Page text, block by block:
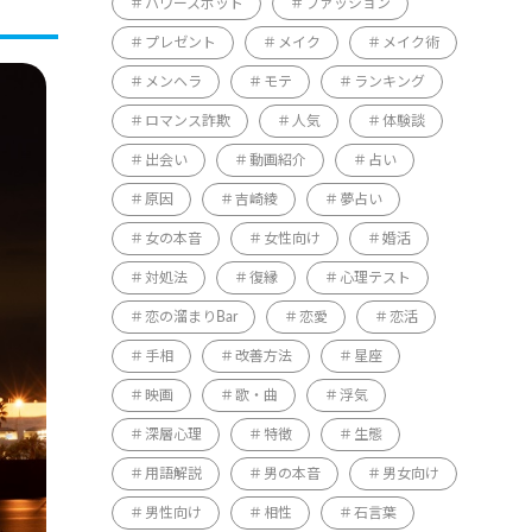
パワースポット ファッション
プレゼント メイク メイク術
メンヘラ モテ ランキング
ロマンス詐欺 人気 体験談
出会い 動画紹介 占い
原因 吉崎綾 夢占い
女の本音 女性向け 婚活
対処法 復縁 心理テスト
恋の溜まりBar 恋愛 恋活
手相 改善方法 星座
映画 歌・曲 浮気
深層心理 特徴 生態
用語解説 男の本音 男女向け
男性向け 相性 石言葉